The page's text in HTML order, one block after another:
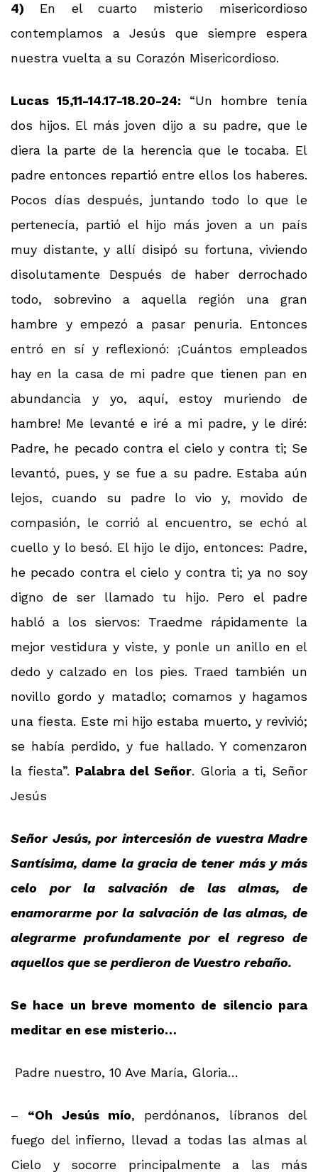
4) En el cuarto misterio misericordioso
contemplamos a Jesús que siempre espera
nuestra vuelta a su Corazón Misericordioso.
Lucas 15,11-14.17-18.20-24: “Un hombre tenía
dos hijos. El más joven dijo a su padre, que le
diera la parte de la herencia que le tocaba. El
padre entonces repartió entre ellos los haberes.
Pocos días después, juntando todo lo que le
pertenecía, partió el hijo más joven a un país
muy distante, y allí disipó su fortuna, viviendo
disolutamente Después de haber derrochado
todo, sobrevino a aquella región una gran
hambre y empezó a pasar penuria. Entonces
entró en sí y reflexionó: ¡Cuántos empleados
hay en la casa de mi padre que tienen pan en
abundancia y yo, aquí, estoy muriendo de
hambre! Me levanté e iré a mi padre, y le diré:
Padre, he pecado contra el cielo y contra ti; Se
levantó, pues, y se fue a su padre. Estaba aún
lejos, cuando su padre lo vio y, movido de
compasión, le corrió al encuentro, se echó al
cuello y lo besó. El hijo le dijo, entonces: Padre,
he pecado contra el cielo y contra ti; ya no soy
digno de ser llamado tu hijo. Pero el padre
habló a los siervos: Traedme rápidamente la
mejor vestidura y viste, y ponle un anillo en el
dedo y calzado en los pies. Traed también un
novillo gordo y matadlo; comamos y hagamos
una fiesta. Este mi hijo estaba muerto, y revivió;
se había perdido, y fue hallado. Y comenzaron
la fiesta”. Palabra del Señor. Gloria a ti, Señor
Jesús
Señor Jesús, por intercesión de vuestra Madre
Santísima, dame la gracia de tener más y más
celo por la salvación de las almas, de
enamorarme por la salvación de las almas, de
alegrarme profundamente por el regreso de
aquellos que se perdieron de Vuestro rebaño.
Se hace un breve momento de silencio para
meditar en ese misterio…
Padre nuestro, 10 Ave María, Gloria…
– “Oh Jesús mío, perdónanos, líbranos del
fuego del infierno, llevad a todas las almas al
Cielo y socorre principalmente a las más